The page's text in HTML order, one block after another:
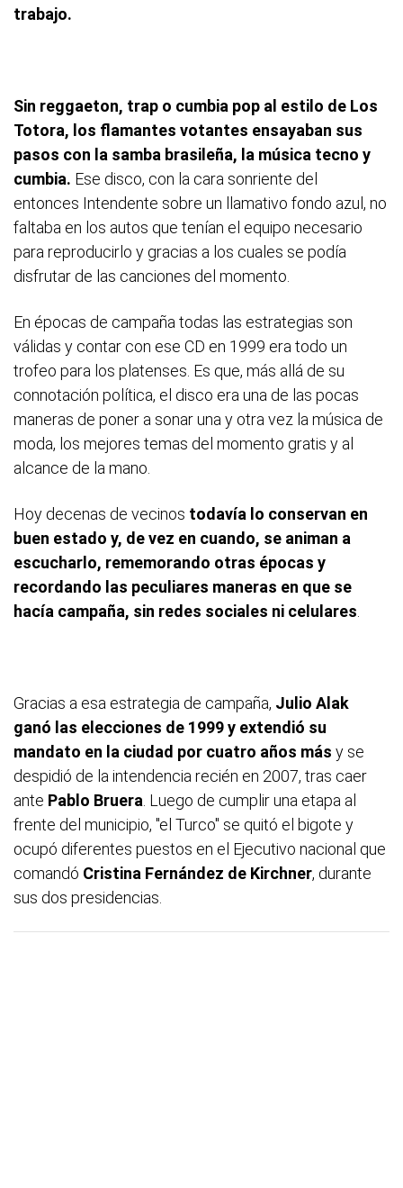
trabajo.
Sin reggaeton, trap o cumbia pop al estilo de Los
Totora, los flamantes votantes ensayaban sus
pasos con la samba brasileña, la música tecno y
cumbia. Ese disco, con la cara sonriente del
entonces Intendente sobre un llamativo fondo azul, no
faltaba en los autos que tenían el equipo necesario
para reproducirlo y gracias a los cuales se podía
disfrutar de las canciones del momento.
En épocas de campaña todas las estrategias son
válidas y contar con ese CD en 1999 era todo un
trofeo para los platenses. Es que, más allá de su
connotación política, el disco era una de las pocas
maneras de poner a sonar una y otra vez la música de
moda, los mejores temas del momento gratis y al
alcance de la mano.
Hoy decenas de vecinos todavía lo conservan en
buen estado y, de vez en cuando, se animan a
escucharlo, rememorando otras épocas y
recordando las peculiares maneras en que se
hacía campaña, sin redes sociales ni celulares
Gracias a esa estrategia de campaña, Julio Alak
ganó las elecciones de 1999 y extendió su
mandato en la ciudad por cuatro años más y se
despidió de la intendencia recién en 2007, tras caer
ante Pablo Bruera . Luego de cumplir una etapa al
frente del municipio, "el Turco" se quitó el bigote y
ocupó diferentes puestos en el Ejecutivo nacional que
comandó Cristina Fernández de Kirchner, durante
sus dos presidencias.